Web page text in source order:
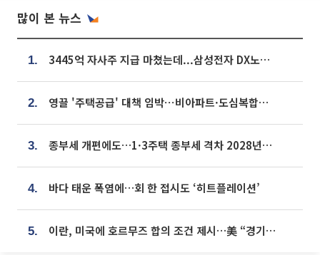
많이 본 뉴스
1. 3445억 자사주 지급 마쳤는데...삼성전자 DX노조, 뒤늦은 '떼쓰기 집회'
2. 영끌 '주택공급' 대책 임박⋯비아파트·도심복합까지 총동원
3. 종부세 개편에도…1·3주택 종부세 격차 2028년부터 확대
4. 바다 태운 폭염에…회 한 접시도 ‘히트플레이션’
5. 이란, 미국에 호르무즈 합의 조건 제시…美 “경기 아직 안 끝나” [종합]